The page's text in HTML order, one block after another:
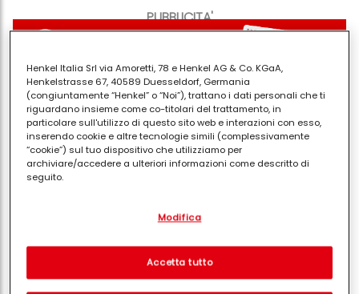
PUBBLICITA'
Parole correlate
Henkel Italia Srl via Amoretti, 78 e Henkel AG & Co. KGaA,
Henkelstrasse 67, 40589 Duesseldorf, Germania
(congiuntamente “Henkel” o “Noi”), trattano i dati personali che ti
riguardano insieme come co-titolari del trattamento, in
particolare sull'utilizzo di questo sito web e interazioni con esso,
inserendo cookie e altre tecnologie simili (complessivamente
“cookie”) sul tuo dispositivo che utilizziamo per
archiviare/accedere a ulteriori informazioni come descritto di
seguito.
separati o co-titolari come indicato nella nostra Informativa sulla
pixel, impronte digitali e tecnologie simili" utilizzeremo anche
cookie ed elaboreremo i dati relativi a te per
Modifica
Accetta tutto